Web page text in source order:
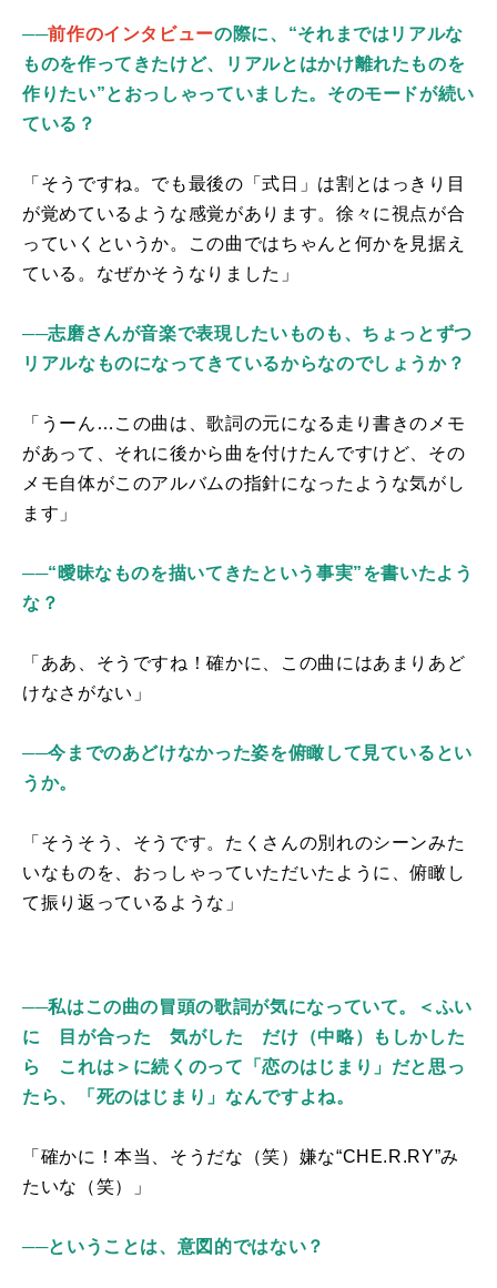
──前作のインタビューの際に、“それまではリアルな
ものを作ってきたけど、リアルとはかけ離れたものを
作りたい”とおっしゃっていました。そのモードが続い
ている？
「 そうですね。でも最後の「式日」は割とはっきり目
が覚めているような感覚があります。徐々に視点が合
っていくというか。この曲ではちゃんと何かを見据え
ている。なぜかそうなりました」
──志磨さんが音楽で表現したいものも、ちょっとずつ
リアルなものになってきているからなのでしょうか？
「うーん … この曲は、歌詞の元になる走り書きのメモ
があって、それに後から曲を付けたんですけど、その
メモ自体がこのアルバムの指針になったような気がし
ます」
──“曖昧なものを描いてきたという事実”を書いたよう
な？
「ああ、そうですね！確かに、この曲にはあまりあど
けなさがない」
──今までのあどけなかった姿を俯瞰して見ているとい
うか。
「そうそう、そうです。たくさんの別れのシーンみた
いなものを、おっしゃっていただいたように、俯瞰し
て振り返っているような」
──私はこの曲の冒頭の歌詞が気になっていて。＜ふい
に 目が合った 気がした だけ（中略）もしかした
ら これは＞に続くのって「恋のはじまり」だと思っ
たら、「死のはじまり」なんですよね。
「確かに！本当、そうだな（笑）嫌な“CHE.R.RY”み
たいな（笑）」
──ということは、意図的ではない？